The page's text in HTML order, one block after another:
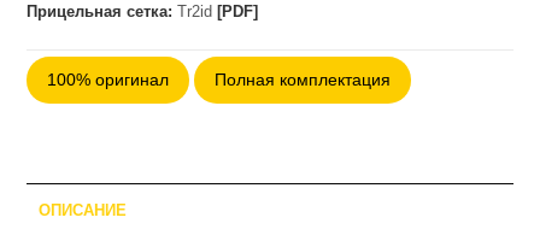
Schmidt&Bender
36x56
TR2ID
MTC
Прицельная сетка:Tr2id [PDF]
100% оригинал Полная комплектация
ОПИСАНИЕ